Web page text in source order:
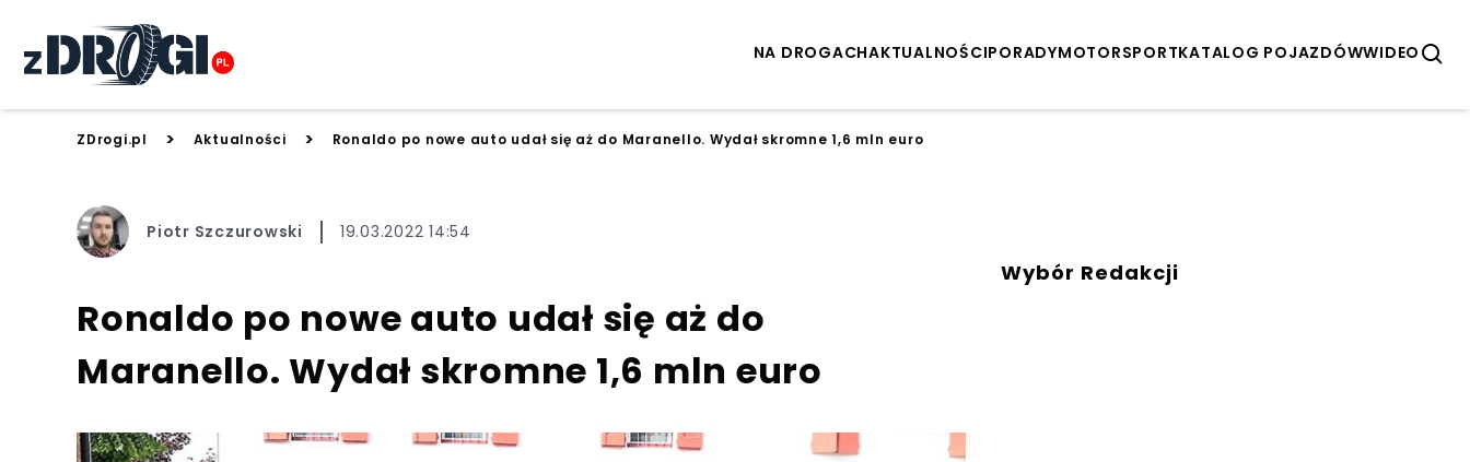
NA DROGACHAKTUALNOŚCIPORADYMOTORSPORTKATALOG POJAZDÓWWIDEO
ZDrogi.pl > Aktualności > Ronaldo po nowe auto udał się aż do Maranello. Wydał skromne 1,6 mln euro
Piotr Szczurowski 19.03.2022 14:54
Ronaldo po nowe auto udał się aż do
Maranello. Wydał skromne 1,6 mln euro
Wybór Redakcji